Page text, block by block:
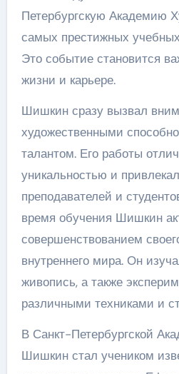
Петербургскую Академию
самых престижных
Это событие становится
жизни и карьере.
Шишкин сразу вызвал
художественными
талантом. Его работы
уникальностью и
преподавателей и
время обучения Шишкин
совершенствованием
внутреннего мира. Он
живопись, а также
различными техниками и
В Санкт-Петербургской
Шишкин стал учеником